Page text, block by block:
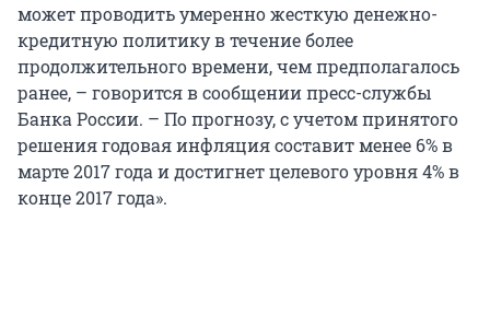
может проводить умеренно жесткую денежно-
кредитную политику в течение более
продолжительного времени, чем предполагалось
ранее, – говорится в сообщении пресс-службы
Банка России. – По прогнозу, с учетом принятого
решения годовая инфляция составит менее 6% в
марте 2017 года и достигнет целевого уровня 4% в
конце 2017 года».